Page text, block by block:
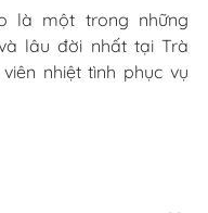
là một trong những
lâu đời nhất tại Trà
nhiệt tình phục vụ